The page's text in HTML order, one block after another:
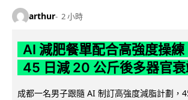
arthur 2 小時
AI 減肥餐單配合高強度操
45 日減 20 公斤後多器官
成都一名男子跟隨 AI 制訂高強度減脂計劃，